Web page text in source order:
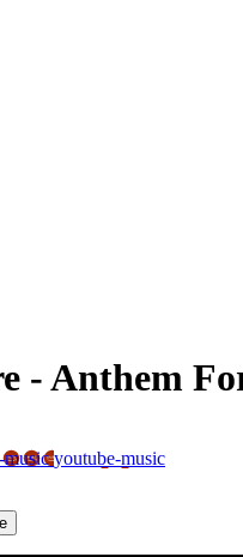
- Anthem
musicyoutube-music